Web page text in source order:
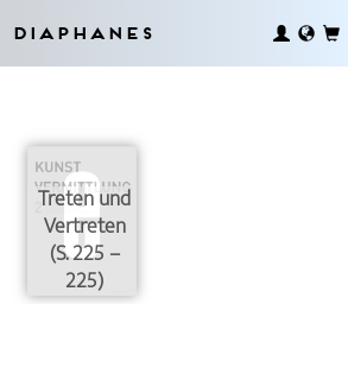
Diaphanes
Treten und
Vertreten
(S. 225 –
225)